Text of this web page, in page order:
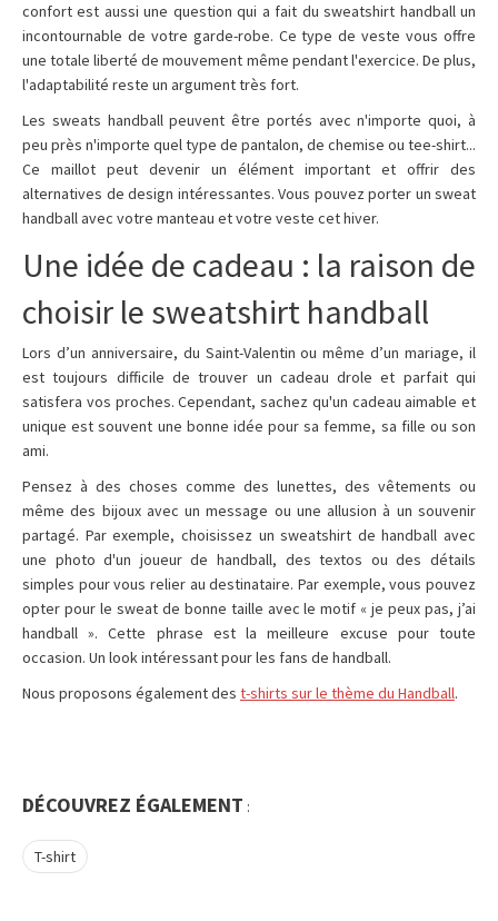
confort est aussi une question qui a fait du sweatshirt handball un
incontournable de votre garde-robe. Ce type de veste vous offre
une totale liberté de mouvement même pendant l'exercice. De plus,
l'adaptabilité reste un argument très fort.
Les sweats handball peuvent être portés avec n'importe quoi, à
peu près n'importe quel type de pantalon, de chemise ou tee-shirt...
Ce maillot peut devenir un élément important et offrir des
alternatives de design intéressantes. Vous pouvez porter un sweat
handball avec votre manteau et votre veste cet hiver.
Une idée de cadeau : la raison de
choisir le sweatshirt handball
Lors d’un anniversaire, du Saint-Valentin ou même d’un mariage, il
est toujours difficile de trouver un cadeau drole et parfait qui
satisfera vos proches. Cependant, sachez qu'un cadeau aimable et
unique est souvent une bonne idée pour sa femme, sa fille ou son
ami.
Pensez à des choses comme des lunettes, des vêtements ou
même des bijoux avec un message ou une allusion à un souvenir
partagé. Par exemple, choisissez un sweatshirt de handball avec
une photo d'un joueur de handball, des textos ou des détails
simples pour vous relier au destinataire. Par exemple, vous pouvez
opter pour le sweat de bonne taille avec le motif « je peux pas, j’ai
handball ». Cette phrase est la meilleure excuse pour toute
occasion. Un look intéressant pour les fans de handball.
Nous proposons également des t-shirts sur le thème du Handball.
DÉCOUVREZ ÉGALEMENT :
T-shirt